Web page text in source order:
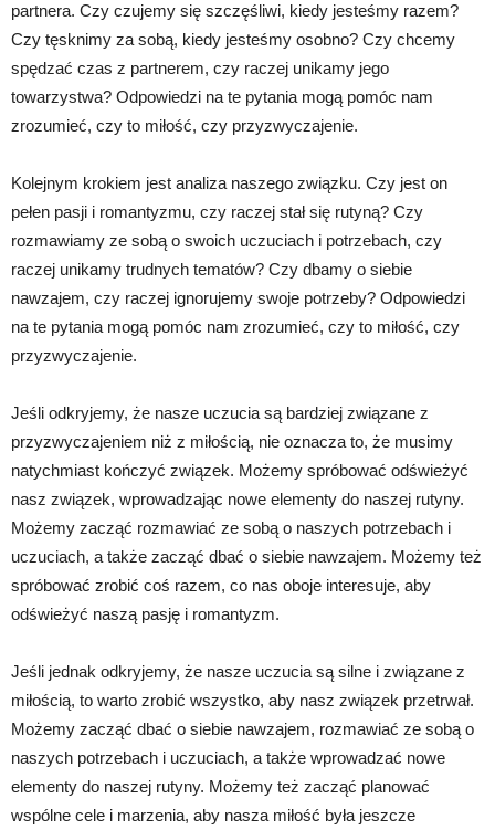
partnera. Czy czujemy się szczęśliwi, kiedy jesteśmy razem?
Czy tęsknimy za sobą, kiedy jesteśmy osobno? Czy chcemy
spędzać czas z partnerem, czy raczej unikamy jego
towarzystwa? Odpowiedzi na te pytania mogą pomóc nam
zrozumieć, czy to miłość, czy przyzwyczajenie.
Kolejnym krokiem jest analiza naszego związku. Czy jest on
pełen pasji i romantyzmu, czy raczej stał się rutyną? Czy
rozmawiamy ze sobą o swoich uczuciach i potrzebach, czy
raczej unikamy trudnych tematów? Czy dbamy o siebie
nawzajem, czy raczej ignorujemy swoje potrzeby? Odpowiedzi
na te pytania mogą pomóc nam zrozumieć, czy to miłość, czy
przyzwyczajenie.
Jeśli odkryjemy, że nasze uczucia są bardziej związane z
przyzwyczajeniem niż z miłością, nie oznacza to, że musimy
natychmiast kończyć związek. Możemy spróbować odświeżyć
nasz związek, wprowadzając nowe elementy do naszej rutyny.
Możemy zacząć rozmawiać ze sobą o naszych potrzebach i
uczuciach, a także zacząć dbać o siebie nawzajem. Możemy też
spróbować zrobić coś razem, co nas oboje interesuje, aby
odświeżyć naszą pasję i romantyzm.
Jeśli jednak odkryjemy, że nasze uczucia są silne i związane z
miłością, to warto zrobić wszystko, aby nasz związek przetrwał.
Możemy zacząć dbać o siebie nawzajem, rozmawiać ze sobą o
naszych potrzebach i uczuciach, a także wprowadzać nowe
elementy do naszej rutyny. Możemy też zacząć planować
wspólne cele i marzenia, aby nasza miłość była jeszcze